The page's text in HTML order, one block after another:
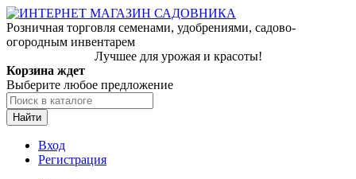
Розничная торговля семенами, удобрениями, садово-
огородным инвентарем
Лучшее для урожая и красоты!
Корзина ждет
Выберите любое предложение
Найти
Вход
Регистрация